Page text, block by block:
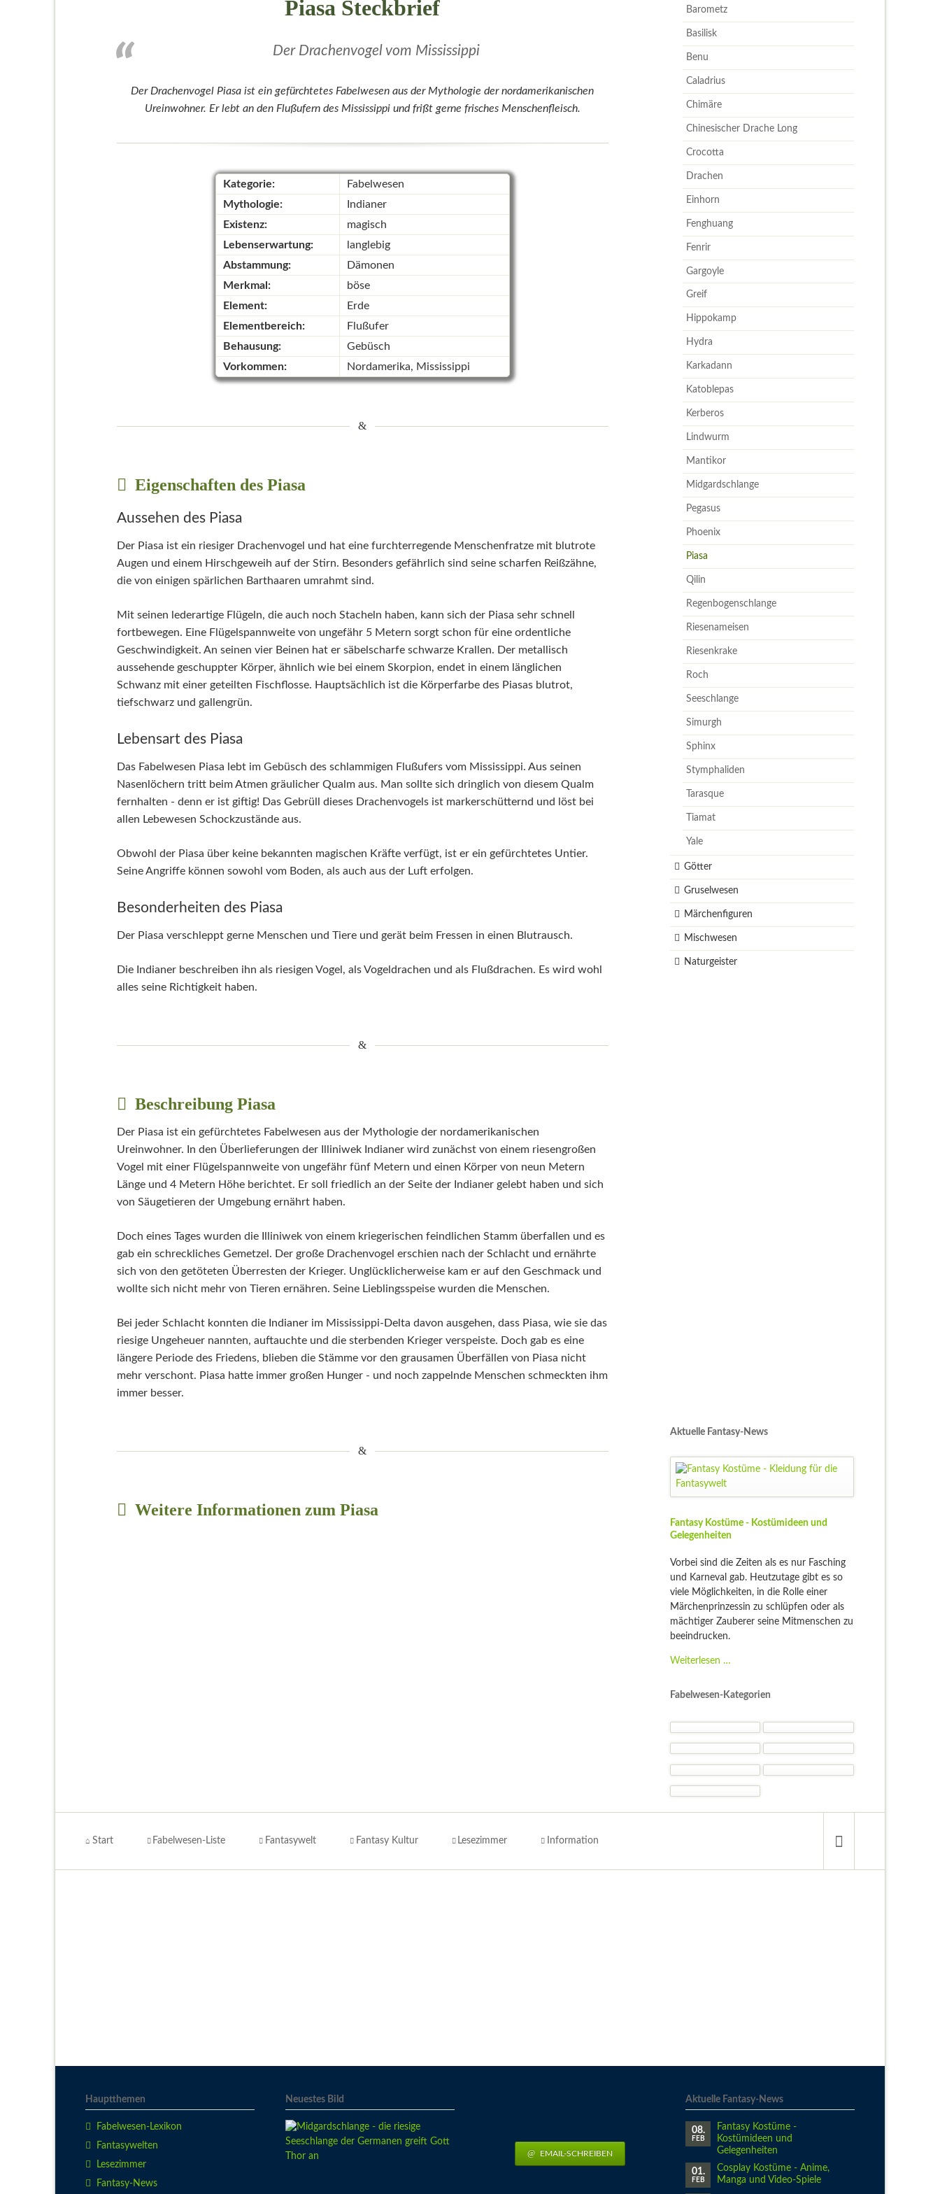
Piasa Steckbrief
Der Drachenvogel vom Mississippi
Der Drachenvogel Piasa ist ein gefürchtetes Fabelwesen aus der Mythologie der nordamerikanischen
Ureinwohner. Er lebt an den Flußufern des Mississippi und frißt gerne frisches Menschenfleisch.
Kategorie:
Fabelwesen
Mythologie:
Indianer
Existenz:
magisch
Lebenserwartung:
langlebig
Abstammung:
Dämonen
Merkmal:
böse
Element:
Erde
Elementbereich:
Flußufer
Behausung:
Gebüsch
Vorkommen:
Nordamerika, Mississippi
Eigenschaften des Piasa
Aussehen des Piasa
Der Piasa ist ein riesiger Drachenvogel und hat eine furchterregende Menschenfratze mit blutrote
Augen und einem Hirschgeweih auf der Stirn. Besonders gefährlich sind seine scharfen Reißzähne,
die von einigen spärlichen Barthaaren umrahmt sind.
Mit seinen lederartige Flügeln, die auch noch Stacheln haben, kann sich der Piasa sehr schnell
fortbewegen. Eine Flügelspannweite von ungefähr 5 Metern sorgt schon für eine ordentliche
Geschwindigkeit. An seinen vier Beinen hat er säbelscharfe schwarze Krallen. Der metallisch
aussehende geschuppter Körper, ähnlich wie bei einem Skorpion, endet in einem länglichen
Schwanz mit einer geteilten Fischflosse. Hauptsächlich ist die Körperfarbe des Piasas blutrot,
tiefschwarz und gallengrün.
Lebensart des Piasa
Das Fabelwesen Piasa lebt im Gebüsch des schlammigen Flußufers vom Mississippi. Aus seinen
Nasenlöchern tritt beim Atmen gräulicher Qualm aus. Man sollte sich dringlich von diesem Qualm
fernhalten - denn er ist giftig! Das Gebrüll dieses Drachenvogels ist markerschütternd und löst bei
allen Lebewesen Schockzustände aus.
Obwohl der Piasa über keine bekannten magischen Kräfte verfügt, ist er ein gefürchtetes Untier.
Seine Angriffe können sowohl vom Boden, als auch aus der Luft erfolgen.
Besonderheiten des Piasa
Der Piasa verschleppt gerne Menschen und Tiere und gerät beim Fressen in einen Blutrausch.
Die Indianer beschreiben ihn als riesigen Vogel, als Vogeldrachen und als Flußdrachen. Es wird wohl
alles seine Richtigkeit haben.
Beschreibung Piasa
Der Piasa ist ein gefürchtetes Fabelwesen aus der Mythologie der nordamerikanischen
Ureinwohner. In den Überlieferungen der Illiniwek Indianer wird zunächst von einem riesengroßen
Vogel mit einer Flügelspannweite von ungefähr fünf Metern und einen Körper von neun Metern
Länge und 4 Metern Höhe berichtet. Er soll friedlich an der Seite der Indianer gelebt haben und sich
von Säugetieren der Umgebung ernährt haben.
Doch eines Tages wurden die Illiniwek von einem kriegerischen feindlichen Stamm überfallen und es
gab ein schreckliches Gemetzel. Der große Drachenvogel erschien nach der Schlacht und ernährte
sich von den getöteten Überresten der Krieger. Unglücklicherweise kam er auf den Geschmack und
wollte sich nicht mehr von Tieren ernähren. Seine Lieblingsspeise wurden die Menschen.
Bei jeder Schlacht konnten die Indianer im Mississippi-Delta davon ausgehen, dass Piasa, wie sie das
riesige Ungeheuer nannten, auftauchte und die sterbenden Krieger verspeiste. Doch gab es eine
längere Periode des Friedens, blieben die Stämme vor den grausamen Überfällen von Piasa nicht
mehr verschont. Piasa hatte immer großen Hunger - und noch zappelnde Menschen schmeckten ihm
immer besser.
Weitere Informationen zum Piasa
Barometz
Basilisk
Benu
Caladrius
Chimäre
Chinesischer Drache Long
Crocotta
Drachen
Einhorn
Fenghuang
Fenrir
Gargoyle
Greif
Hippokamp
Hydra
Karkadann
Katoblepas
Kerberos
Lindwurm
Mantikor
Midgardschlange
Pegasus
Phoenix
Piasa
Qilin
Regenbogenschlange
Riesenameisen
Riesenkrake
Roch
Seeschlange
Simurgh
Sphinx
Stymphaliden
Tarasque
Tiamat
Yale
Götter
Gruselwesen
Märchenfiguren
Mischwesen
Naturgeister
Aktuelle Fantasy-News
Fantasy Kostüme - Kostümideen und
Gelegenheiten
Vorbei sind die Zeiten als es nur Fasching
und Karneval gab. Heutzutage gibt es so
viele Möglichkeiten, in die Rolle einer
Märchenprinzessin zu schlüpfen oder als
mächtiger Zauberer seine Mitmenschen zu
beeindrucken.
Weiterlesen …
-
Gelegenheiten
Fabelwesen-Kategorien
Start Fabelwesen-Liste Fantasywelt Fantasy Kultur Lesezimmer Information
Hauptthemen
Fabelwesen-Lexikon
Fantasywelten
Lesezimmer
Fantasy-News
Neuestes Bild
EMAIL-SCHREIBEN
Aktuelle Fantasy-News
08.
FEB
Fantasy Kostüme -
Kostümideen und
Gelegenheiten
01.
FEB
Cosplay Kostüme - Anime,
Manga und Video-Spiele